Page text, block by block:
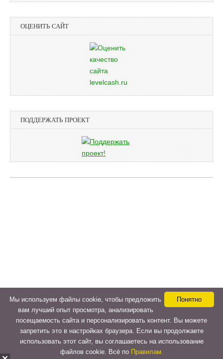
ОЦЕНИТЬ САЙТ
ПОДДЕРЖАТЬ ПРОЕКТ
Понятно
Мы используем файлы cookie, чтобы предложить
вам лучший опыт просмотра, анализировать
посещаемость сайта и персонализировать контент. Вы можете
запретить это в настройках браузера. Если вы продолжаете
использовать этот сайт, вы соглашаетесь на использование
файлов cookie. Всё по Правилам.